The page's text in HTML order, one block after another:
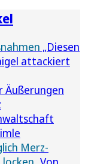
„Diesen
attackiert
Äußerungen
Merz-